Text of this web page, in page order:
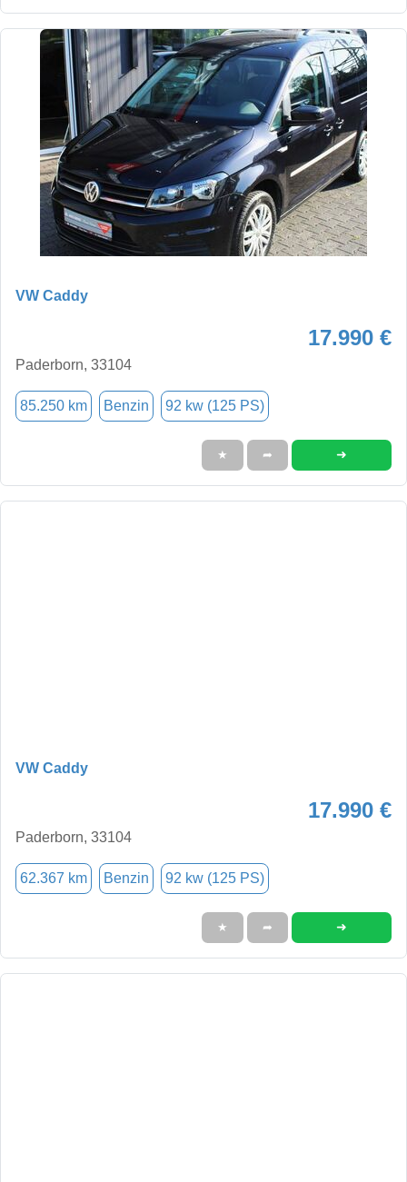
VW Caddy
17.990 €
Paderborn, 33104
85.250 km Benzin 92 kw (125 PS)
★ ➦ ➜
VW Caddy
17.990 €
Paderborn, 33104
62.367 km Benzin 92 kw (125 PS)
★ ➦ ➜